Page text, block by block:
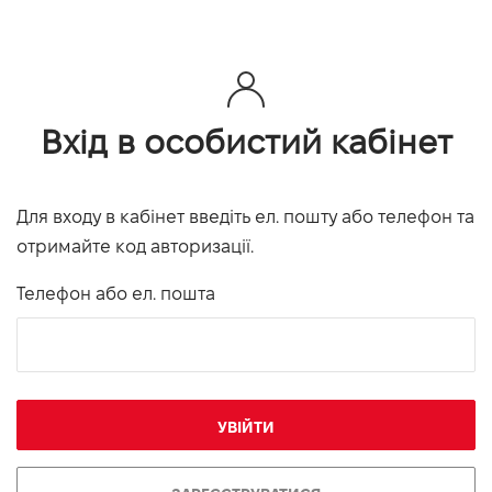
Вхід в особистий кабінет
Для входу в кабінет введіть ел. пошту або телефон та
отримайте код авторизації.
Телефон або ел. пошта
УВІЙТИ